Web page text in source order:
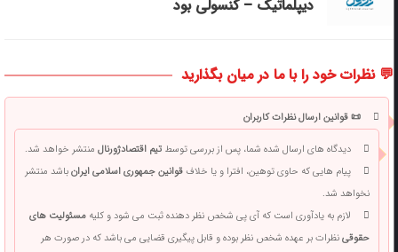
دیپلماتیک – کنسولی بود
💬 نظرات خود را با ما در میان بگذارید
📜 قوانین ارسال نظرات کاربران
دیدگاه های ارسال شده شما، پس از بررسی توسطتیم اقتصادژورنالمنتشر خواهد شد.
پیام هایی که حاوی توهین، افترا و یا خلافقوانین جمهوری اسلامی ایرانباشد منتشر
نخواهد شد.
لازم به یادآوری است که آی پی شخص نظر دهنده ثبت می شود و کلیهمسئولیت های
حقوقینظرات بر عهده شخص نظر بوده و قابل پیگیری قضایی می باشد که در صورت هر